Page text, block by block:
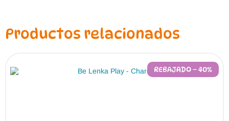
Productos relacionados
REBAJADO – 40%